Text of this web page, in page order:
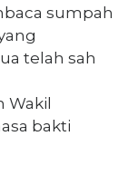
sumpah
telah sah
Wakil
bakti